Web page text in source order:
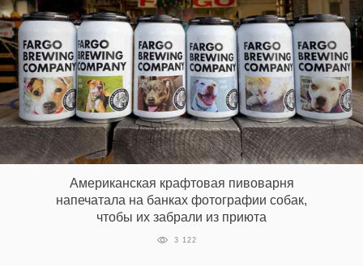
Американская крафтовая пивоварня
напечатала на банках фотографии собак,
чтобы их забрали из приюта
3 122